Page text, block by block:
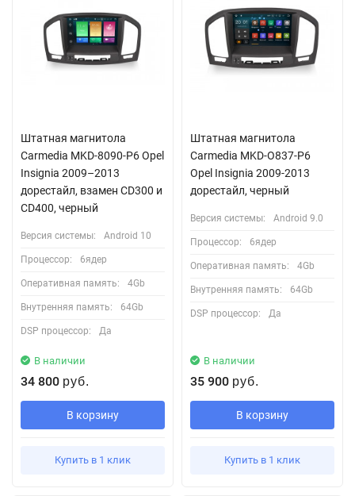
Штатная магнитола
Carmedia MKD-8090-P6 Opel
Insignia 2009–2013
дорестайл, взамен CD300 и
CD400, черный
Версия системы: Android 10
Процессор: 6ядер
Оперативная память: 4Gb
Внутренняя память: 64Gb
DSP процессор: Да
В наличии
34 800 руб.
В корзину
Купить в 1 клик
Штатная магнитола
Carmedia MKD-O837-P6
Opel Insignia 2009-2013
дорестайл, черный
Версия системы: Android 9.0
Процессор: 6ядер
Оперативная память: 4Gb
Внутренняя память: 64Gb
DSP процессор: Да
В наличии
35 900 руб.
В корзину
Купить в 1 клик